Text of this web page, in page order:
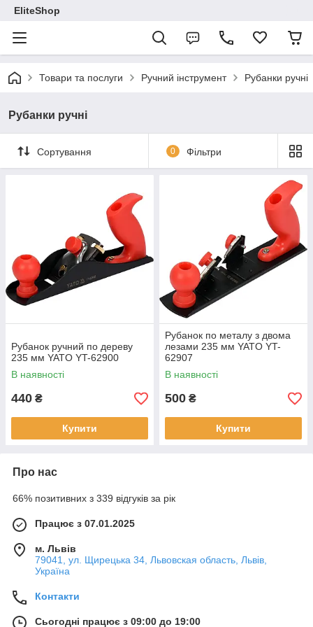
EliteShop
Товари та послуги Ручний інструмент Рубанки ручні
Рубанки ручні
Сортування 0 Фільтри
Рубанок ручний по дереву
235 мм YATO YT-62900
В наявності
440 ₴
Купити
Рубанок по металу з двома
лезами 235 мм YATO YT-
62907
В наявності
500 ₴
Купити
Про нас
66% позитивних з 339 відгуків за рік
Працює з 07.01.2025
м. Львів
79041, ул. Щирецька 34, Львовская область, Львів,
Україна
Контакти
Сьогодні працює з 09:00 до 19:00